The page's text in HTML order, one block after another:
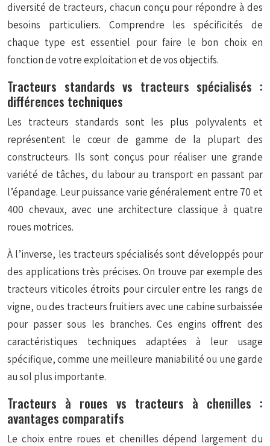
diversité de tracteurs, chacun conçu pour répondre à des
besoins particuliers. Comprendre les spécificités de
chaque type est essentiel pour faire le bon choix en
fonction de votre exploitation et de vos objectifs.
Tracteurs standards vs tracteurs spécialisés :
différences techniques
Les tracteurs standards sont les plus polyvalents et
représentent le cœur de gamme de la plupart des
constructeurs. Ils sont conçus pour réaliser une grande
variété de tâches, du labour au transport en passant par
l’épandage. Leur puissance varie généralement entre 70 et
400 chevaux, avec une architecture classique à quatre
roues motrices.
À l’inverse, les tracteurs spécialisés sont développés pour
des applications très précises. On trouve par exemple des
tracteurs viticoles étroits pour circuler entre les rangs de
vigne, ou des tracteursfruitiers avec une cabine surbaissée
pour passer sous les branches. Ces engins offrent des
caractéristiques techniques adaptées à leur usage
spécifique, comme une meilleure maniabilité ou une garde
au sol plus importante.
Tracteurs à roues vs tracteurs à chenilles :
avantages comparatifs
Le choix entre roues et chenilles dépend largement du